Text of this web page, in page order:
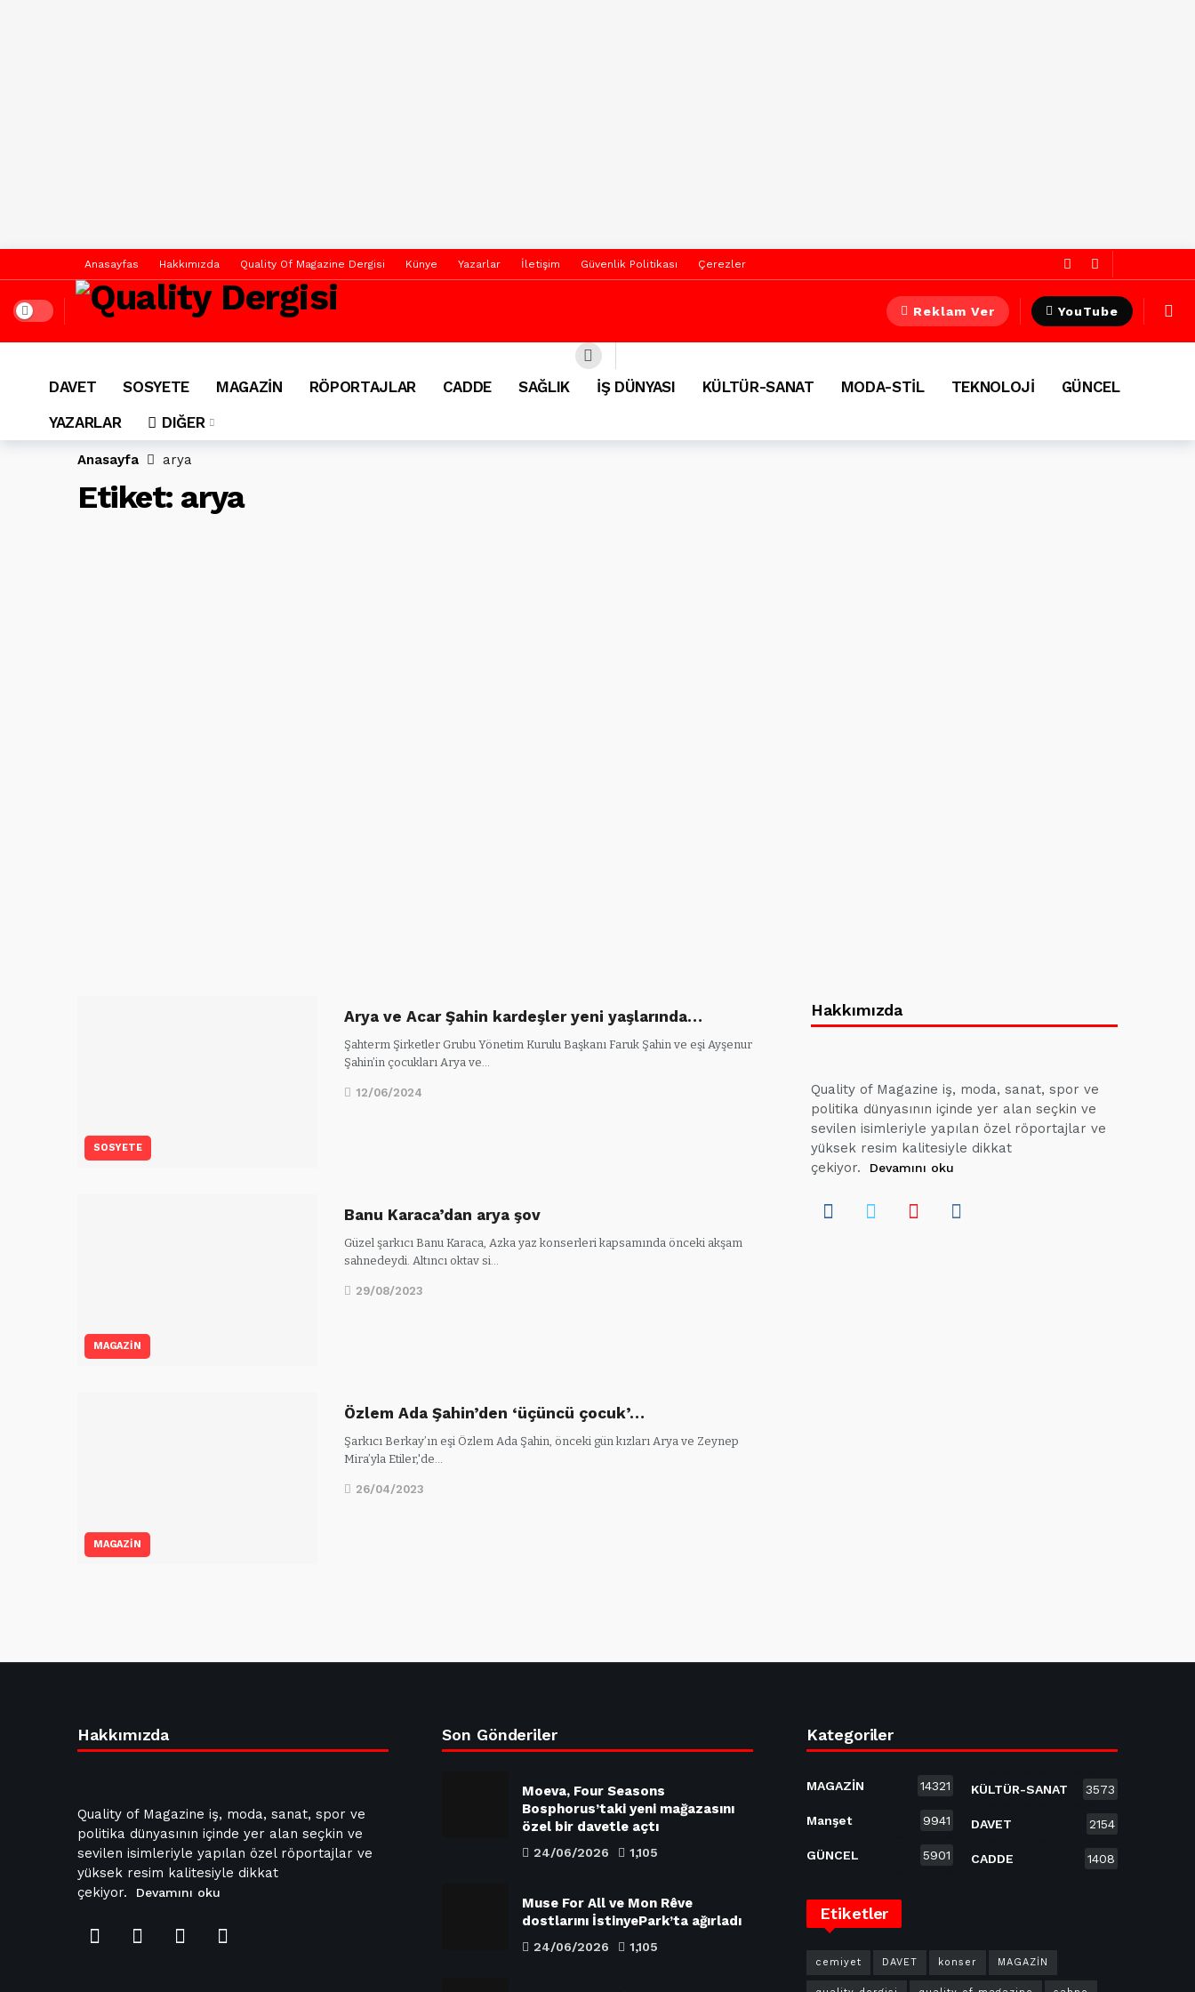
Anasayfas Hakkımızda Quality Of Magazine Dergisi Künye Yazarlar İletişim Güvenlik Politikası Çerezler
Dark mode Reklam Ver YouTube
DAVET SOSYETE MAGAZİN RÖPORTAJLAR CADDE SAĞLIK İŞ DÜNYASI KÜLTÜR-SANAT MODA-STİL TEKNOLOJİ
GÜNCEL
YAZARLAR
DIĞER
Anasayfa arya
Etiket: arya
SOSYETE
Arya ve Acar Şahin kardeşler yeni yaşlarında…
Şahterm Şirketler Grubu Yönetim Kurulu Başkanı Faruk Şahin ve eşi Ayşenur
Şahin’in çocukları Arya ve…
12/06/2024
MAGAZİN
Banu Karaca’dan arya şov
Güzel şarkıcı Banu Karaca, Azka yaz konserleri kapsamında önceki akşam
sahnedeydi. Altıncı oktav si…
29/08/2023
MAGAZİN
Özlem Ada Şahin’den ‘üçüncü çocuk’…
Şarkıcı Berkay’ın eşi Özlem Ada Şahin, önceki gün kızları Arya ve Zeynep
Mira’yla Etiler,'de…
26/04/2023
Hakkımızda
Quality of Magazine iş, moda, sanat, spor ve
politika dünyasının içinde yer alan seçkin ve
sevilen isimleriyle yapılan özel röportajlar ve
yüksek resim kalitesiyle dikkat
çekiyor.
Devamını oku
Hakkımızda
Quality of Magazine iş, moda, sanat, spor ve
politika dünyasının içinde yer alan seçkin ve
sevilen isimleriyle yapılan özel röportajlar ve
yüksek resim kalitesiyle dikkat
çekiyor.
Devamını oku
Son Gönderiler
Moeva, Four Seasons
Bosphorus’taki yeni mağazasını
özel bir davetle açtı
24/06/2026 1,105
Muse For All ve Mon Rêve
dostlarını İstinyePark’ta ağırladı
24/06/2026 1,105
Kategoriler
MAGAZİN 14321
Manşet 9941
GÜNCEL 5901
KÜLTÜR-SANAT 3573
DAVET 2154
CADDE 1408
Etiketler
cemiyet DAVET konser MAGAZİN